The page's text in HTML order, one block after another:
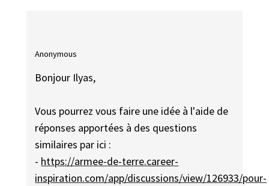
Anonymous
Bonjour Ilyas,
Vous pourrez vous faire une idée à l'aide de
réponses apportées à des questions
similaires par ici :
- https://armee-de-terre.career-
inspiration.com/app/discussions/view/126933/pour-